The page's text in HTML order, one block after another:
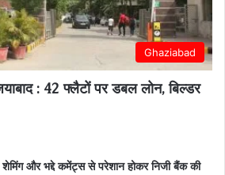
Ghaziabad
: 42 फ्लैटों पर डबल लोन, बिल्डर
शेमिंग और भद्दे कमेंट्स से परेशान होकर निजी बैंक की